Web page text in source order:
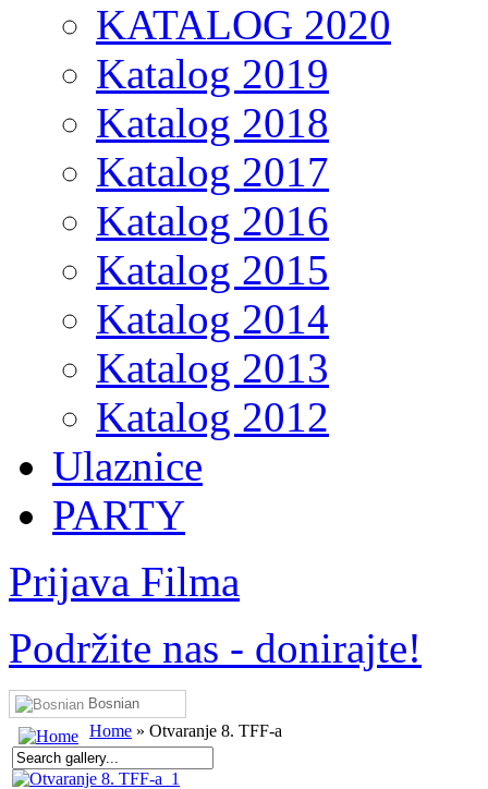
KATALOG 2020
Katalog 2019
Katalog 2018
Katalog 2017
Katalog 2016
Katalog 2015
Katalog 2014
Katalog 2013
Katalog 2012
Ulaznice
PARTY
Prijava Filma
Podržite nas - donirajte!
Bosnian
Home » Otvaranje 8. TFF-a